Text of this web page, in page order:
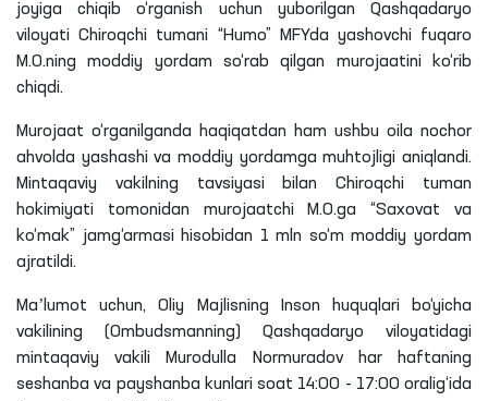
joyiga chiqib o‘rganish uchun yuborilgan Qashqadaryo
viloyati Chiroqchi tumani “Humo” MFYda yashovchi fuqaro
M.O.ning moddiy yordam so‘rab qilgan murojaatini ko‘rib
chiqdi.
Murojaat o‘rganilganda haqiqatdan ham ushbu oila nochor
ahvolda yashashi va moddiy yordamga muhtojligi aniqlandi.
Mintaqaviy vakilning tavsiyasi bilan Chiroqchi tuman
hokimiyati tomonidan murojaatchiM.O.ga “Saxovat va
ko‘mak” jamg‘armasi hisobidan 1mln so‘m moddiy yordam
ajratildi.
Maʼlumot uchun, Oliy Majlisning Inson huquqlari bo‘yicha
vakilining (Ombudsmanning) Qashqadaryo viloyatidagi
mintaqaviy vakiliMurodulla Normuradovhar haftaning
seshanba va payshanba kunlari soat 14:00 - 17:00 oralig‘ida